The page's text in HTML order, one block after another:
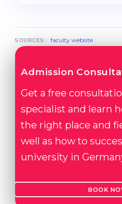
SOURCES: faculty website
Admission
Get a free
specialist and learn
the right place and
well as how to
university in
BOOK